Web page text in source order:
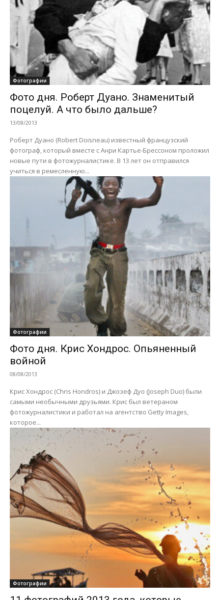
Фотографии
Фото дня. Роберт Дуано. Знаменитый
поцелуй. А что было дальше?
13/08/2013
Роберт Дуано (Robert Doisneau) известный французский
фотограф, который вместе с Анри Картье-Брессоном проложил
новые пути в фотожурналистике. В 13 лет он отправился
учиться в ремесленную...
Фотографии
Фото дня. Крис Хондрос. Опьяненный
войной
08/08/2013
Крис Хондрос (Chris Hondros) и Джозеф Дуо (Joseph Duo) были
самыми необычными друзьями. Крис был ветераном
фотожурналистики и работал на агентство Getty Images,
которое...
Фотографии